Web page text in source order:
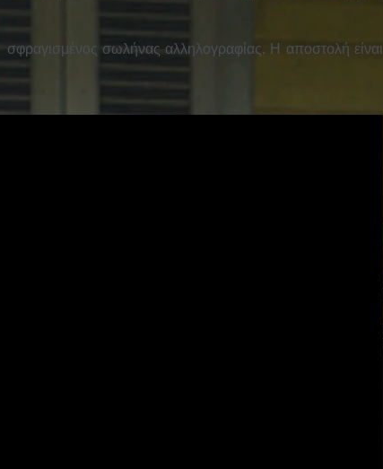
σφραγισμένος σωλήνας αλληλογραφίας. Η αποστολή είναι